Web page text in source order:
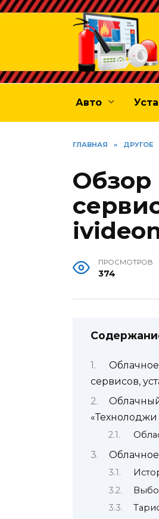
Перейти
Авто
ГЛАВНАЯ » ДРУГОЕ
Обзор
ПРОСМОТРОВ
374
сервисов,
«Технолоджи